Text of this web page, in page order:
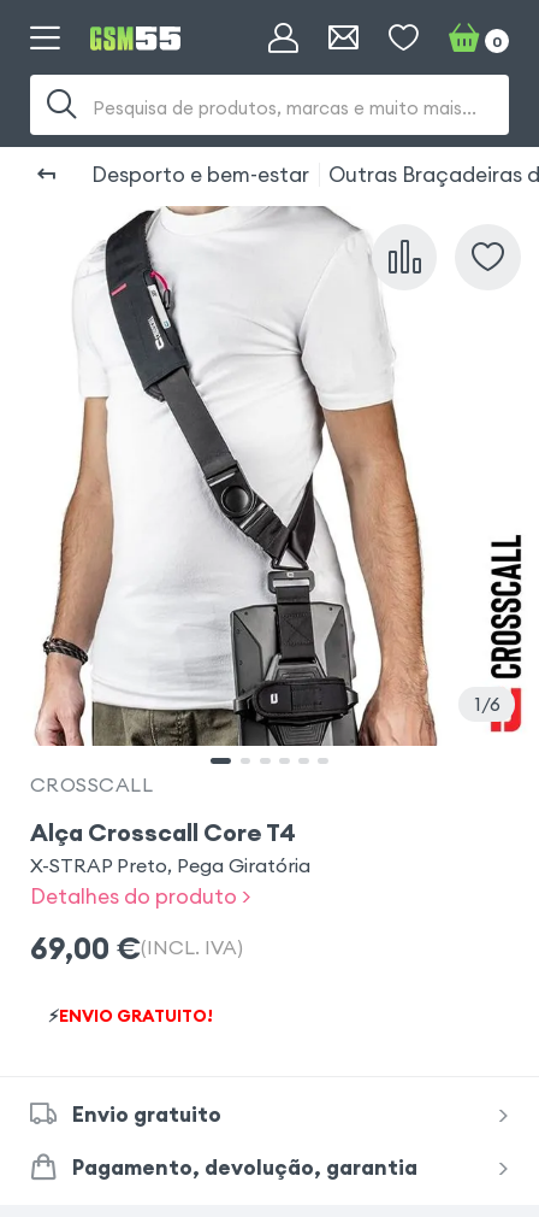
Pesquisa de produtos, marcas e muito mais...
0
Desporto e bem-estar Outras Braçadeiras
1 6
CROSSCALL
Alça Crosscall Core T4
X-STRAP Preto, Pega Giratória
Detalhes do produto >
69,00 €(INCL. IVA)
⚡ENVIO GRATUITO!
Envio gratuito
Pagamento, devolução, garantia